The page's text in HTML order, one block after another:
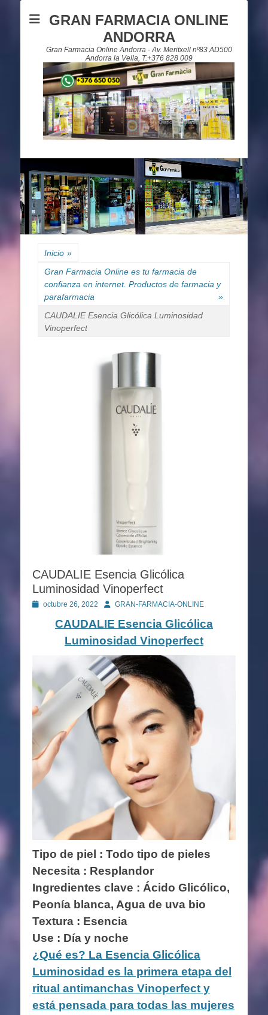
GRAN FARMACIA ONLINE
ANDORRA
Gran Farmacia Online Andorra - Av. Meritxell nº83 AD500
Andorra la Vella, T.+376 828 009
Inicio »
Gran Farmacia Online es tu farmacia de
confianza en internet. Productos de farmacia y
parafarmacia
»
CAUDALIE Esencia Glicólica Luminosidad
Vinoperfect
CAUDALIE Esencia Glicólica
Luminosidad Vinoperfect
Publicado
octubre 26, 2022 AutorGRAN-FARMACIA-ONLINE
CAUDALIE Esencia Glicólica
Luminosidad Vinoperfect
Tipo de piel : Todo tipo de pieles
Necesita : Resplandor
Ingredientes clave : Ácido Glicólico,
Peonía blanca, Agua de uva bio
Textura : Esencia
Use : Día y noche
¿Qué es? La Esencia Glicólica
Luminosidad es la primera etapa del
ritual antimanchas Vinoperfect y
está pensada para todas las mujeres